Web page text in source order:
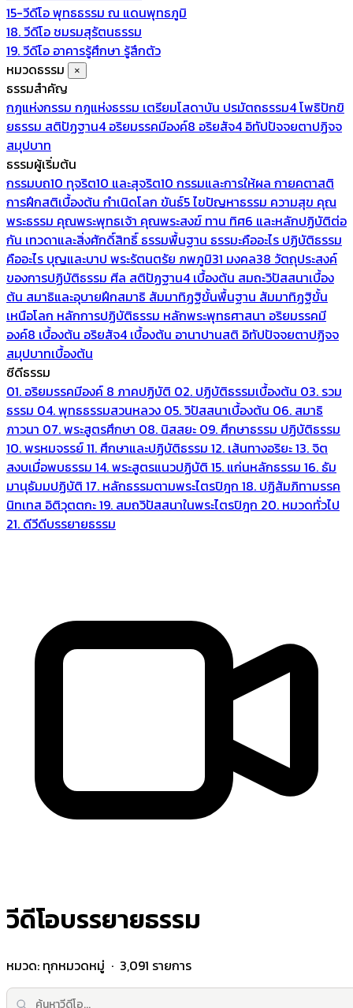
15-วีดีโอ พุทธธรรม ณ แดนพุทธภูมิ
18. วีดีโอ ชมรมสุรัตนธรรม
19. วีดีโอ อาคารรู้ศึกษา รู้สึกตัว
หมวดธรรม
×
ธรรมสำคัญ
กฎแห่งกรรม กฎแห่งธรรม เตรียมโสดาบัน ปรมัตถธรรม4โพธิปักขิ
ยธรรม สติปัฏฐาน4 อริยมรรคมีองค์8 อริยสัจ4 อิทัปปัจจยตาปฏิจจ
สมุปบาท
ธรรมผู้เริ่มต้น
กรรมบถ10 ทุจริต10 และสุจริต10 กรรมและการให้ผล กายคตาสติ
การฝึกสติเบื้องต้น กำเนิดโลก ขันธ์5ไขปัญหาธรรม ความสุข คุณ
พระธรรม คุณพระพุทธเจ้า คุณพระสงฆ์ ทาน ทิศ6 และหลักปฏิบัติต่อ
กัน เทวดาและสิ่งศักดิ์สิทธิ์ธรรมพื้นฐาน ธรรมะคืออะไร ปฏิบัติธรรม
คืออะไร บุญและบาป พระรัตนตรัย ภพภูมิ31 มงคล38 วัตถุประสงค์
ของการปฏิบัติธรรม ศีล สติปัฏฐาน4 เบื้องต้น สมถะวิปัสสนาเบื้อง
ต้น สมาธิและอุบายฝึกสมาธิ สัมมาทิฏฐิขั้นพื้นฐาน สัมมาทิฏฐิขั้น
เหนือโลก หลักการปฏิบัติธรรม หลักพระพุทธศาสนา อริยมรรคมี
องค์8 เบื้องต้น อริยสัจ4 เบื้องต้น อานาปานสติ อิทัปปัจจยตาปฏิจจ
สมุปบาทเบื้องต้น
ซีดีธรรม
01. อริยมรรคมีองค์ 8 ภาคปฏิบัติ 02. ปฏิบัติธรรมเบื้องต้น 03. รวม
ธรรม 04. พุทธธรรมสวนหลวง 05. วิปัสสนาเบื้องต้น 06. สมาธิ
ภาวนา 07. พระสูตรศึกษา 08. นิสสยะ 09. ศึกษาธรรม ปฏิบัติธรรม
10. พรหมจรรย์11. ศึกษาและปฏิบัติธรรม 12. เส้นทางอริยะ13. จิต
สงบเมื่อพบธรรม 14. พระสูตรแนวปฏิบัติ 15. แก่นหลักธรรม 16. ธัม
มานุธัมมปฏิบัติ 17. หลักธรรมตามพระไตรปิฎก 18. ปฏิสัมภิทามรรค
นิทเทส อิติวุตตกะ19. สมถวิปัสสนาในพระไตรปิฎก 20. หมวดทั่วไป
21. ดีวีดีบรรยายธรรม
วีดีโอบรรยายธรรม
หมวด: ทุกหมวดหมู่ · 3,091 รายการ